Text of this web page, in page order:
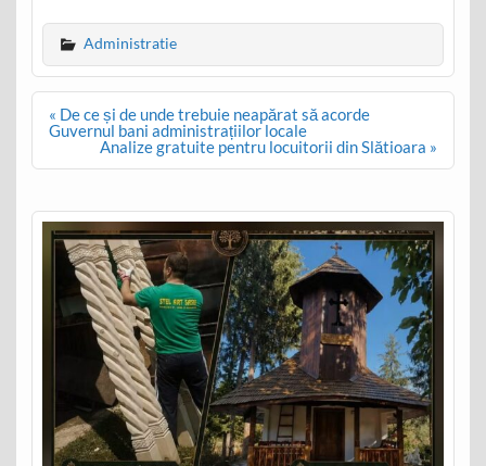
Administratie
Post
navigation
« De ce și de unde trebuie neapărat să acorde
Guvernul bani administrațiilor locale
Analize gratuite pentru locuitorii din Slătioara »